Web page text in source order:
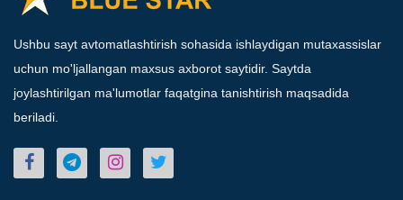
Ushbu sayt avtomatlashtirish sohasida ishlaydigan mutaxassislar
uchun mo'ljallangan maxsus axborot saytidir. Saytda
joylashtirilgan ma'lumotlar faqatgina tanishtirish maqsadida
beriladi.